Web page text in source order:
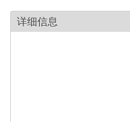
详细信息